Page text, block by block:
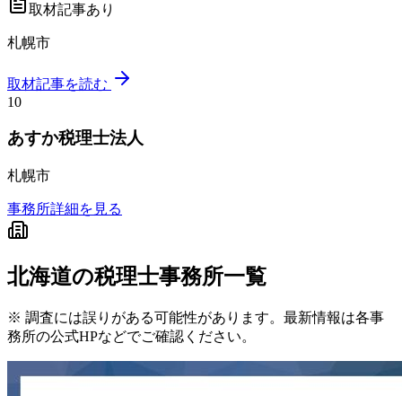
取材記事あり
札幌市
取材記事を読む
10
あすか税理士法人
札幌市
事務所詳細を見る
北海道の税理士事務所一覧
※ 調査には誤りがある可能性があります。最新情報は各事
務所の公式HPなどでご確認ください。